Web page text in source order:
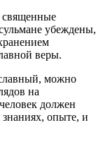
священные
убеждены,
веры.
можно
на
должен
опыте, и